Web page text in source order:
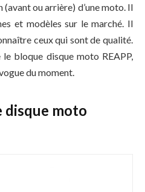
ou arrière) d’une moto. Il
et modèles sur le marché. Il
ceux qui sont de qualité.
bloque disque moto REAPP,
du moment.
disque moto